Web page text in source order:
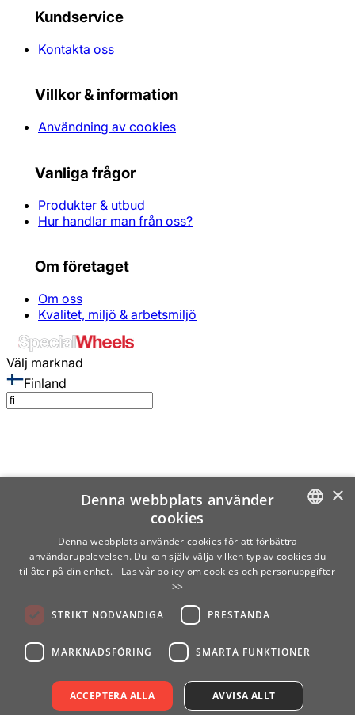
Kundservice
Kontakta oss
Villkor & information
Användning av cookies
Vanliga frågor
Produkter & utbud
Hur handlar man från oss?
Om företaget
Om oss
Kvalitet, miljö & arbetsmiljö
Välj marknad
Finland
SWEDISH
×
Denna webbplats använder
cookies
Denna webbplats använder cookies för att förbättra
användarupplevelsen. Du kan själv välja vilken typ av cookies du
tillåter på din enhet. - Läs vår policy om cookies och personuppgifter
>>
STRIKT NÖDVÄNDIGA PRESTANDA
MARKNADSFÖRING SMARTA FUNKTIONER
ACCEPTERA ALLA AVVISA ALLT